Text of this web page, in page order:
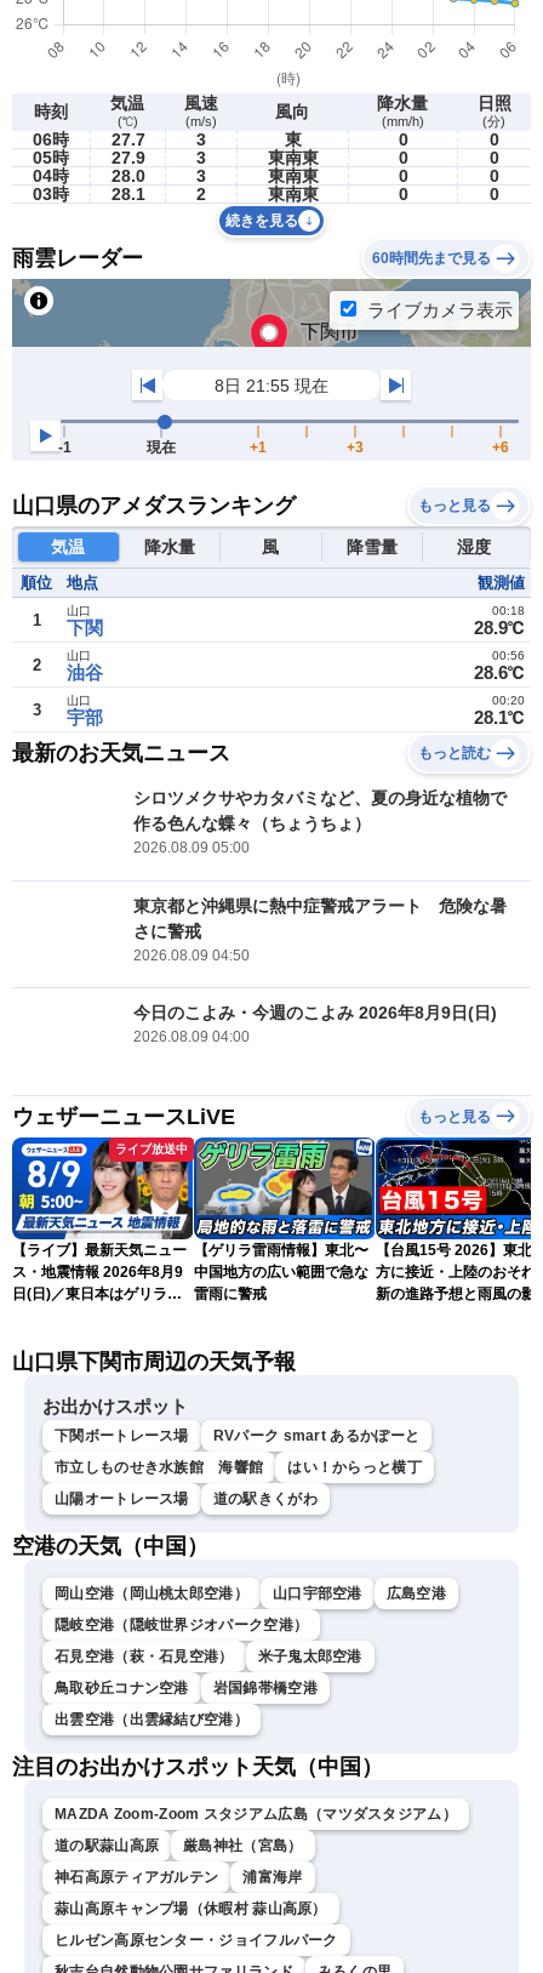
時刻 気温
(℃)
風速
(m/s) 風向 降水量
(mm/h)
日照
(分)
06時 27.7 3 東 0
0
05時
27.9 3 東南東 0
0
04時
28.0 3 東南東 0
0
03時
28.1 2 東南東 0 0
続きを見る
雨雲レーダー 60時間先まで見る
山口県のアメダスランキング もっと見る
気温 降水量 風 降雪量 湿度
順位 地点 観測値
1 下関
山口
28.9℃
00:18
2 油谷
山口
28.6℃
00:56
3 宇部
山口
28.1℃
00:20
最新のお天気ニュース もっと読む
シロツメクサやカタバミなど、夏の身近な植物で
作る色んな蝶々（ちょうちょ）
2026.08.09 05:00
東京都と沖縄県に熱中症警戒アラート 危険な暑
さに警戒
2026.08.09 04:50
今日のこよみ・今週のこよみ 2026年8月9日(日)
2026.08.09 04:00
ウェザーニュースLiVE もっと見る
ライブ放送中
【ライブ】最新天気ニュー
ス・地震情報 2026年8月9
日(日)／東日本はゲリラ雷
ュースLiVEモーニング・魚
【ゲリラ雷雨情報】東北〜
中国地方の広い範囲で急な
雷雨に警戒
【台風15号 2026】東北
方に接近・上陸のおそれ
新の進路予想と雨風の影
山口県下関市周辺の天気予報
お出かけスポット
下関ボートレース場
RVパーク smart あるかぽーと
市立しものせき水族館 海響館
はい！からっと横丁
山陽オートレース場
道の駅きくがわ
空港の天気（中国）
岡山空港（岡山桃太郎空港） 山口宇部空港
広島空港
隠岐空港（隠岐世界ジオパーク空港）
石見空港（萩・石見空港）
米子鬼太郎空港
鳥取砂丘コナン空港
岩国錦帯橋空港
出雲空港（出雲縁結び空港）
注目のお出かけスポット天気（中国）
MAZDA Zoom-Zoom スタジアム広島（マツダスタジアム）
道の駅蒜山高原
厳島神社（宮島）
神石高原ティアガルテン
浦富海岸
蒜山高原キャンプ場（休暇村 蒜山高原）
ヒルゼン高原センター・ジョイフルパーク